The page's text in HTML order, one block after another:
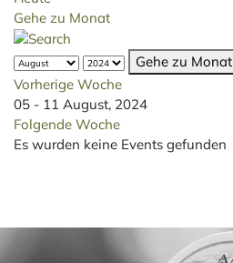
Gehe zu Monat
Gehe zu Monat
Vorherige Woche
05 - 11 August, 2024
Folgende Woche
Es wurden keine Events gefunden